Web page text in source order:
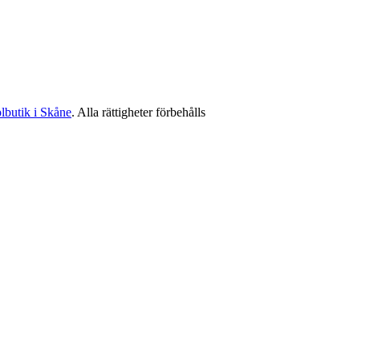
i Skåne. Alla rättigheter förbehålls